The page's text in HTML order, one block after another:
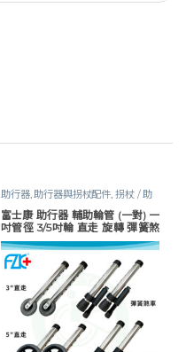
助行器,助行器與拐杖配件, 拐杖 / 助
行器 ,行動輔具
富士康 助行器 輔助輪管 (一對) 一
吋管徑 3/5吋輪 直走 旋轉 彈簧煞
車 輔助輪 助行器配件 助行器輪管